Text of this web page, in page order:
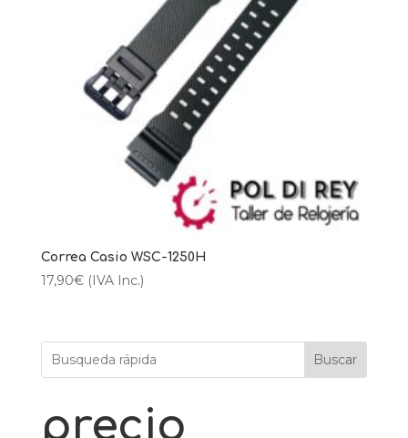
Correa Casio WSC-1250H
17,90€ (IVA Inc.)
Buscar
precio